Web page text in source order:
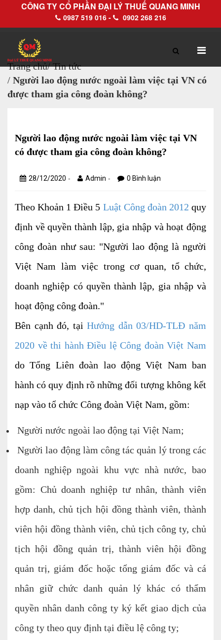
CÔNG TY CỔ PHẦN ĐẠI LÝ THUẾ QUANG MINH
0987 519 016 - 0902 268 216
TRANG CHỦ GIỚI THIỆU
Làm thủ tục về thuế trọn gói
Kiểm soát rủi ro về thuế
Quyết toán thuế
Lập hồ sơ ban đầu
Tư vấn thuế
Hoàn thuế
Dịch vụ Đại lý thuế khác
Kế toán thuế
Hoàn thiện sổ sách và quyết toán thuế
Tư vấn kế toán
Tư vấn tổ chức bộ máy kế toán
Cung cấp DV Kế toán trưởng và Kế toán
viên
Dịch vụ Doanh nghiệp
Thành lập mới Doanh nghiệp, hộ cá thể
Thay đổi Giấy phép Đăng ký Kinh Doanh
Dịch vụ khác
Bảo hiểm Xã hội
Trang chủ/ Tin tức
/ Người lao động nước ngoài làm việc tại VN có
được tham gia công đoàn không?
Người lao động nước ngoài làm việc tại VN
có được tham gia công đoàn không?
28/12/2020 - Admin - 0 Bình luận
Theo Khoản 1 Điều 5 Luật Công đoàn 2012 quy
định về quyền thành lập, gia nhập và hoạt động
công đoàn như sau: "Người lao động là người
Việt Nam làm việc trong cơ quan, tổ chức,
doanh nghiệp có quyền thành lập, gia nhập và
hoạt động công đoàn."
Bên cạnh đó, tạiHướng dẫn 03/HD-TLĐ năm
2020 về thi hành Điều lệ Công đoàn Việt Nam
do Tổng Liên đoàn lao động Việt Nam ban
hành có quy định rõ những đối tượng không kết
nạp vào tổ chức Công đoàn Việt Nam, gồm:
Người nước ngoài lao động tại Việt Nam;
Người lao động làm công tác quản lý trong các
doanh nghiệp ngoài khu vực nhà nước, bao
gồm: Chủ doanh nghiệp tư nhân, thành viên
hợp danh, chủ tịch hội đồng thành viên, thành
viên hội đồng thành viên, chủ tịch công ty, chủ
tịch hội đồng quản trị, thành viên hội đồng
quản trị, giám đốc hoặc tổng giám đốc và cá
nhân giữ chức danh quản lý khác có thẩm
quyền nhân danh công ty ký kết giao dịch của
công ty theo quy định tại điều lệ công ty;